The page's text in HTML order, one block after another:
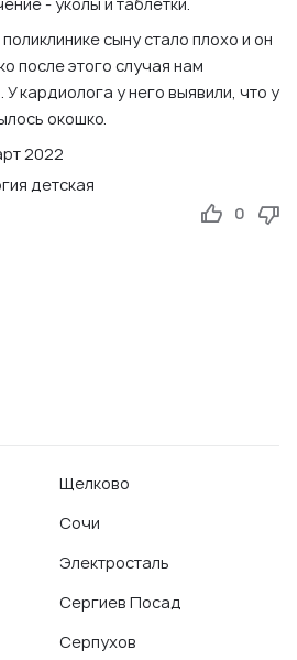
сыну стало плохо и он
после этого случая нам
кардиолога у него выявили, что у
окошко.
2022
детская
0
Щелково
Сочи
Электросталь
Сергиев Посад
Серпухов